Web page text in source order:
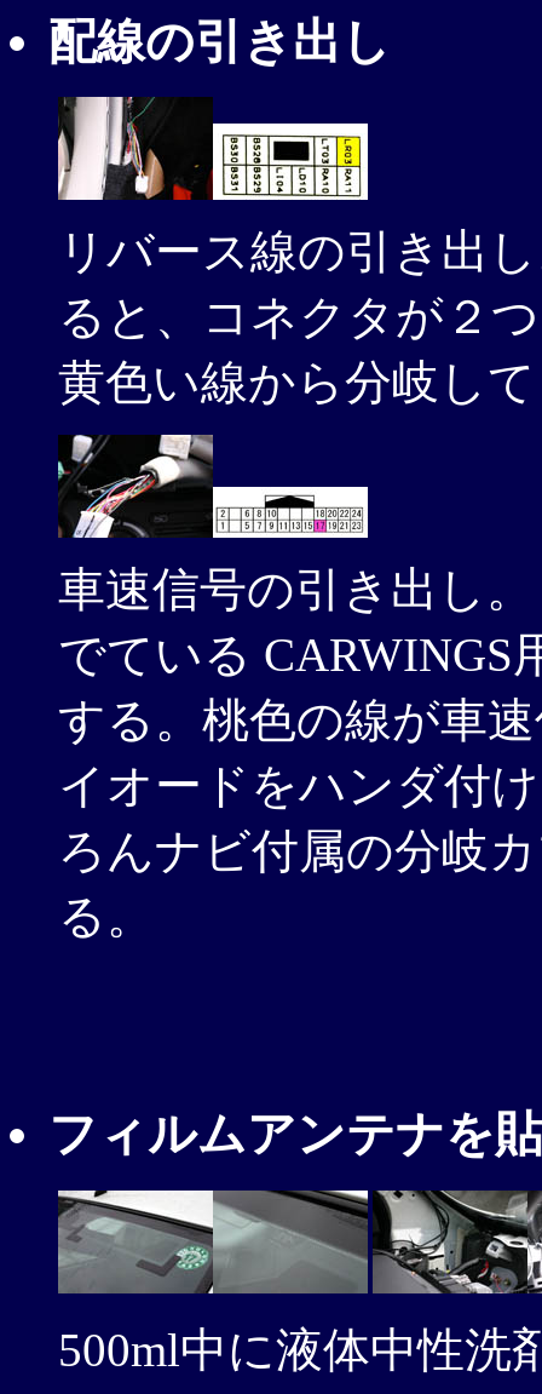
配線の引き出し
リバース線の引き出
ると、コネクタが２
黄色い線から分岐し
車速信号の引き出し
でている CARWINGS
する。桃色の線が車
イオードをハンダ付
ろんナビ付属の分岐
る。
フィルムアンテナを
500ml中に液体中性洗